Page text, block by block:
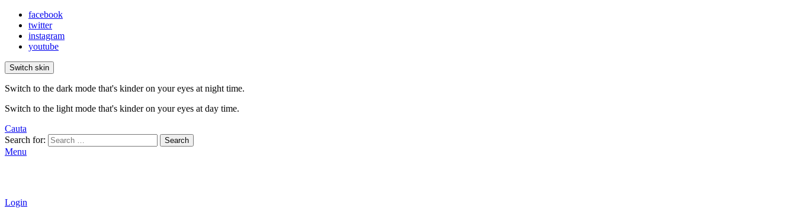
facebook
twitter
instagram
youtube
Switch skin
Switch to the dark mode that's kinder on your eyes at night time.
Switch to the light mode that's kinder on your eyes at day time.
Cauta
Search for:
Search
Menu
Login